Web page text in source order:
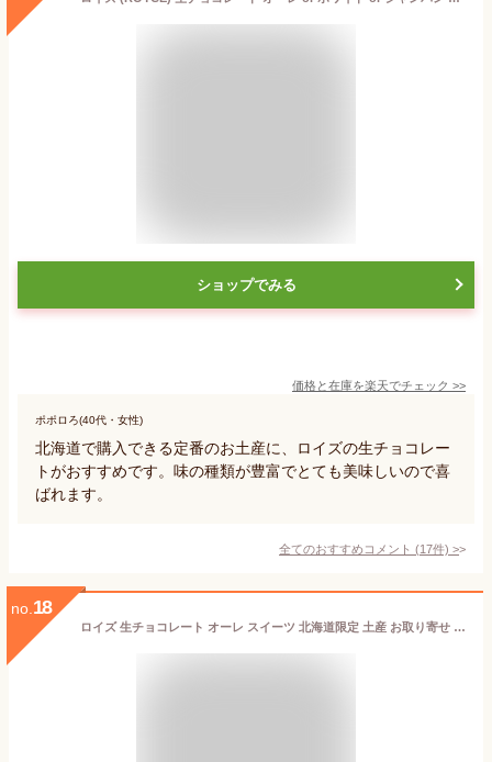
ショップでみる
価格と在庫を楽天でチェック >>
ポポロろ(40代・女性)
北海道で購入できる定番のお土産に、ロイズの生チョコレー
トがおすすめです。味の種類が豊富でとても美味しいので喜
ばれます。
全てのおすすめコメント (17件) >
no. 18
ロイズ 生チョコレート オーレ スイーツ 北海道限定 土産 お取り寄せ プレゼント クリスマス バレンタイン ホワイトデー 義理チョコ おすすめ ばらまき プチギフト 贈り物 お返し 北海道 人気 定番 お菓子 スイーツ 生チョコ 生クリーム 洋酒 お土産総選挙 第1位